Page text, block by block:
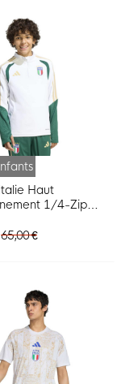
Haut
1/4-Zip
65,00 €